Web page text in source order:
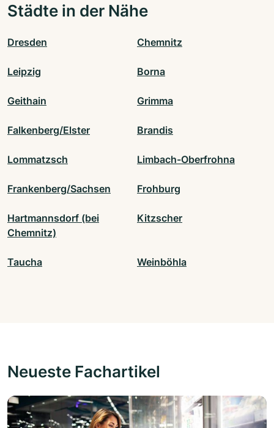
Städte in der Nähe
Dresden Chemnitz
Leipzig Borna
Geithain Grimma
Falkenberg/Elster Brandis
Lommatzsch Limbach-Oberfrohna
Frankenberg/Sachsen Frohburg
Hartmannsdorf (bei
Chemnitz)
Kitzscher
Taucha Weinböhla
Neueste Fachartikel